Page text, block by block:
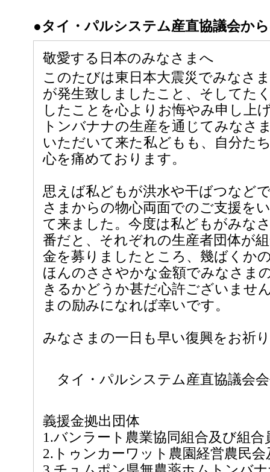
●タイ・パルシステム産直協議会か
敬愛する日本のみなさまへ
このたびは東日本大震災でみなさ
が発生致しましたこと、そしてた
したことを心よりお悔やみ申し上
トンバナナの生産を通じてみなさ
いただいて来た私どもも、自分た
心を痛めております。
思えば私どもが洪水や干ばつなど
さまからの物心両面でのご支援を
て来ました。今度は私どもがみな
番だと、それぞれの生産者団体が
金を募りましたところ、幾ばくか
ほんのささやかな金額でみなさま
きるかどうか甚だ心許ございませ
まの励みになれば幸いです。
みなさまの一日も早い復興をお祈
タイ・パルシステム産直協議会
義援金拠出団体
1.バンラート農業協同組合及び組合
2.トゥンカーワット農園経営農民